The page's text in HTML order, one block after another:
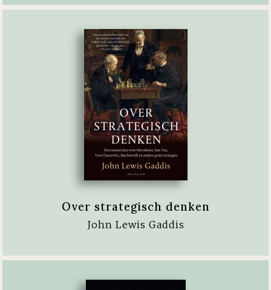
Over strategisch denken
John Lewis Gaddis